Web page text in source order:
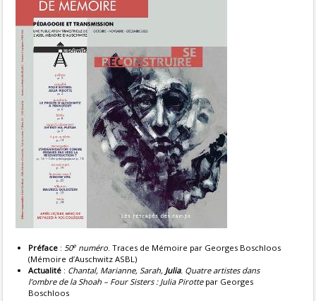
Préface : 50e numéro . Traces de Mémoire par Georges Boschloos
(Mémoire d’Auschwitz ASBL)
Actualité : Chantal, Marianne, Sarah, Julia. Quatre artistes dans
l’ombre de la Shoah – Four Sisters : Julia Pirottepar Georges
Boschloos